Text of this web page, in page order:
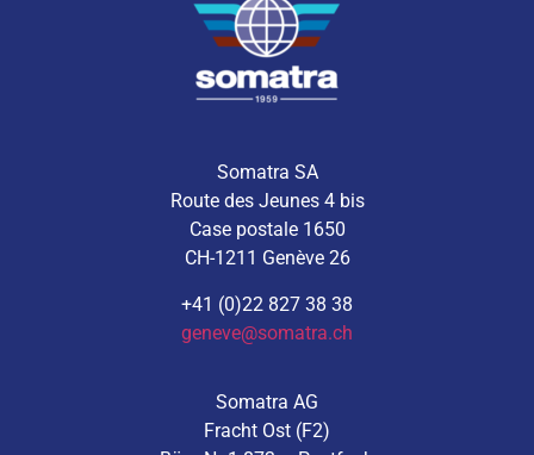
Somatra SA
Route des Jeunes 4 bis
Case postale 1650
CH-1211 Genève 26
+41 (0)22 827 38 38
geneve@somatra.ch
Somatra AG
Fracht Ost (F2)